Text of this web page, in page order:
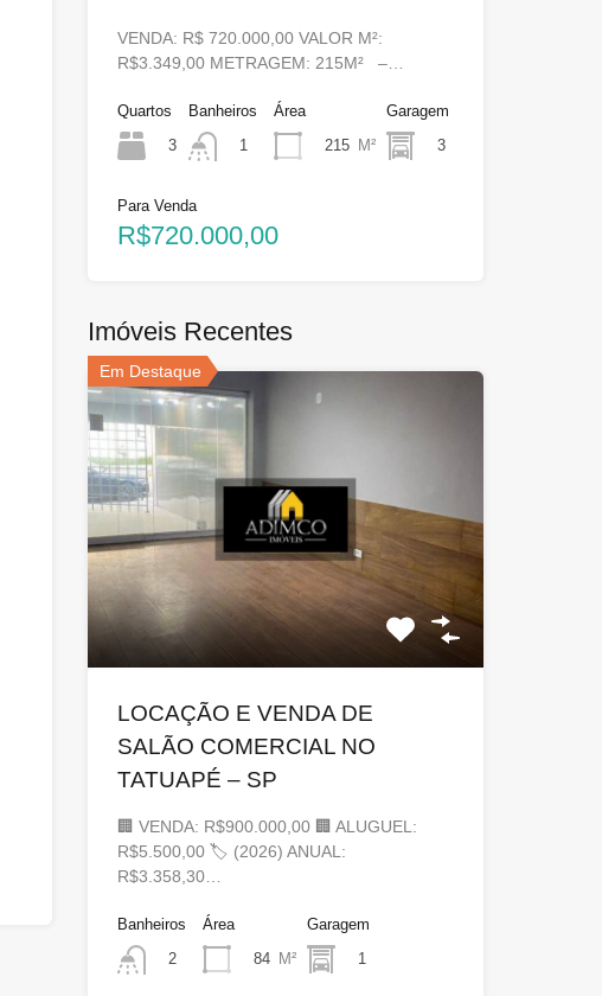
VENDA: R$ 720.000,00 VALOR M²:
R$3.349,00 METRAGEM: 215M² –…
Quartos
3
Banheiros
1
Área
215
M²
Garagem
3
Para Venda
R$720.000,00
Imóveis Recentes
Em Destaque
LOCAÇÃO E VENDA DE
SALÃO COMERCIAL NO
TATUAPÉ – SP
🏢 VENDA: R$900.000,00 🏢 ALUGUEL:
R$5.500,00 🏷 (2026) ANUAL:
R$3.358,30…
Banheiros
2
Área
84
M²
Garagem
1